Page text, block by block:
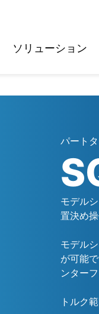
ソリューション
パート
モデル
置決め
モデル
が可能
ンター
トルク